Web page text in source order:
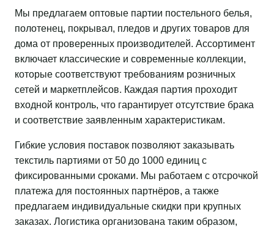
Мы предлагаем оптовые партии постельного белья,
полотенец, покрывал, пледов и других товаров для
дома от проверенных производителей. Ассортимент
включает классические и современные коллекции,
которые соответствуют требованиям розничных
сетей и маркетплейсов. Каждая партия проходит
входной контроль, что гарантирует отсутствие брака
и соответствие заявленным характеристикам.
Гибкие условия поставок позволяют заказывать
текстиль партиями от 50 до 1000 единиц с
фиксированными сроками. Мы работаем с отсрочкой
платежа для постоянных партнёров, а также
предлагаем индивидуальные скидки при крупных
заказах. Логистика организована таким образом,